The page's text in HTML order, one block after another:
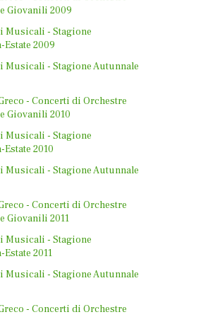
Giovanili 2009
Musicali - Stagione
Estate 2009
Musicali - Stagione Autunnale
- Concerti di Orchestre
Giovanili 2010
Musicali - Stagione
2010
Musicali - Stagione Autunnale
- Concerti di Orchestre
Giovanili 2011
Musicali - Stagione
2011
Musicali - Stagione Autunnale
- Concerti di Orchestre